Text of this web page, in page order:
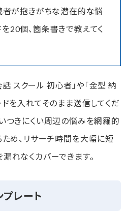
者が抱きがちな潜在的な悩
20個、箇条書きで教えてく
スクール 初心者」や「金型 納
を入れてそのまま送信してくだ
つきにくい周辺の悩みを網羅的
ため、リサーチ時間を大幅に短
れなくカバーできます。
レート